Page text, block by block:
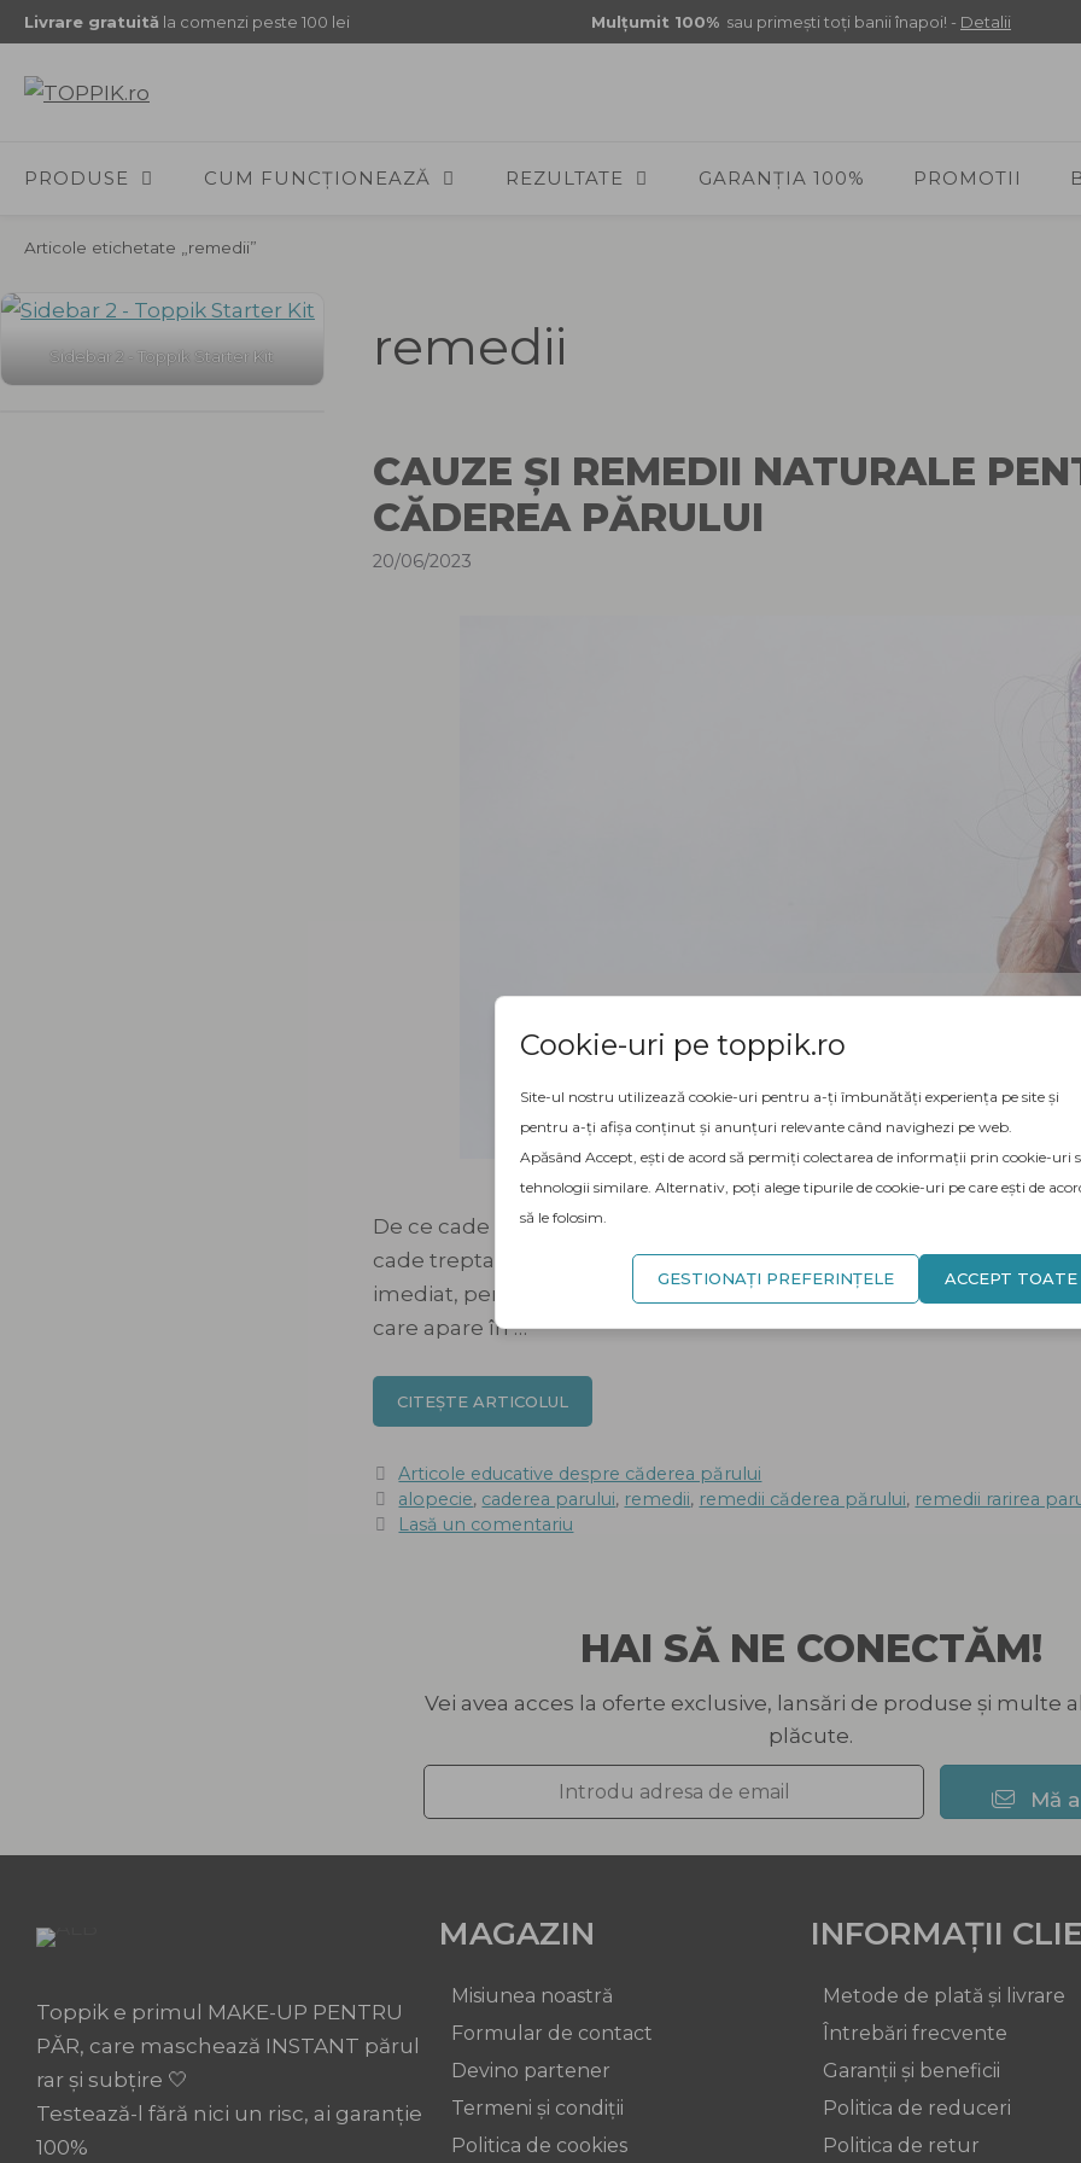
Sari
la
conținut
Livrare gratuită la comenzi peste 100 lei Mulţumit 100% sau primeşti toţi banii înapoi! - Detalii
PRODUSE CUM FUNCȚIONEAZĂ REZULTATE GARANȚIA 100% PROMOTII
Articole etichetate „remedii”
remedii
CAUZE ȘI REMEDII NATURALE
CĂDEREA PĂRULUI
20/06/2023
De ce cade părul? Căderea părului are multe cauze; ceea ce
cade treptat sau brusc; se subțiază; Se poate regenera singur;
imediat, pentru a preveni pierderea permanentă a acestuia.
care apare în …
CITEȘTE ARTICOLUL
Categorii
Articole educative despre căderea părului
Etichete
alopecie, caderea parului, remedii, remedii căderea părului, remedii rarirea
Lasă un comentariu
Sidebar 2 - Toppik Starter Kit
HAI SĂ NE CONECTĂM!
Vei avea acces la oferte exclusive, lansări de produse și multe
plăcute.
Mă
Toppik e primul MAKE-UP PENTRU
PĂR, care maschează INSTANT părul
rar și subțire 🤍
Testează-l fără nici un risc, ai garanție
100%
MAGAZIN
Misiunea noastră
Formular de contact
Devino partener
Termeni și condiții
Politica de cookies
INFORMAȚII
Metode de plată și livrare
Întrebări frecvente
Garanții și beneficii
Politica de reduceri
Politica de retur
Cookie-uri pe toppik.ro
Site-ul nostru utilizează cookie-uri pentru a-ți îmbunătăți experiența pe site și
pentru a-ți afișa conținut și anunțuri relevante când navighezi pe web.
Apăsând Accept, ești de acord să permiți colectarea de informații prin cookie-uri
tehnologii similare. Alternativ, poți alege tipurile de cookie-uri pe care ești de
să le folosim.
GESTIONAȚI PREFERINȚELE ACCEPT TOATE